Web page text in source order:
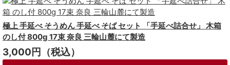
極上 手延べ そうめん 手延べ そば セット 「手延べ詰合せ」 木箱
のし付 800g 17束 奈良 三輪山麓にて製造
3,000円（税込）